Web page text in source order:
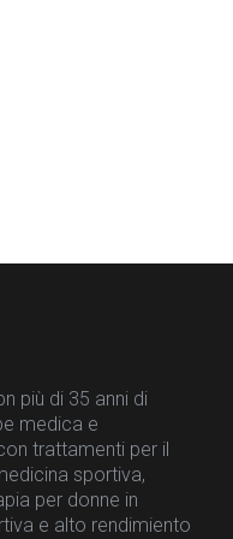
più di 35 anni di
medica e
trattamenti per il
sportiva,
per donne in
e alto rendimiento